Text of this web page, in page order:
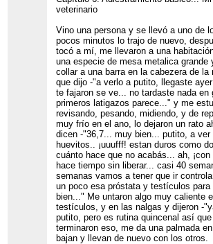
veterinario
Vino una persona y se llevó a uno de
pocos minutos lo trajo de nuevo,
tocó a mí, me llevaron a una
una especie de mesa metalica grande
collar a una barra en la cabezera de la
que dijo -"a verlo a putito, llegaste
te fajaron se ve... no tardaste nada en
primeros latigazos parece..." y me
revisando, pesando, midiendo, y de
muy frío en el ano, lo dejaron un rato
dicen -"36,7... muy bien... putito, a ver
huevitos.. ¡uuufff! estan duros como
cuánto hace que no acabás... ah,
hace tiempo sin liberar... casi 40
semanas vamos a tener que ir
un poco esa próstata y testículos
bien..." Me untaron algo muy caliente
testículos, y en las nalgas y dijeron -
putito, pero es rutina quincenal así
terminaron eso, me da una palmada
bajan y llevan de nuevo con los otros.